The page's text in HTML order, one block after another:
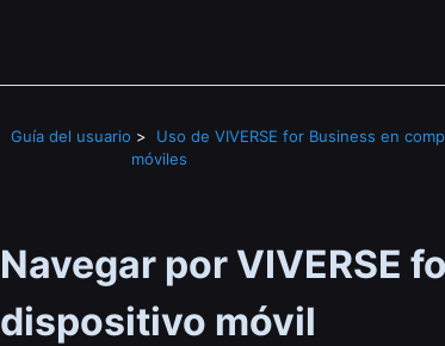
Guía del usuario
Uso de VIVERSE for Business en
móviles
Navegar por VIVERSE
dispositivo móvil